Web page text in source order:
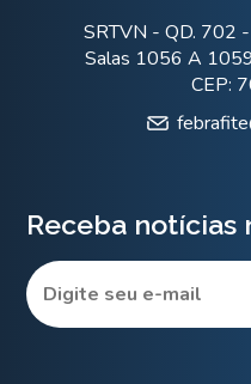
SRTVN - QD. 702
Salas 1056 A
CEP:
Receba notícias